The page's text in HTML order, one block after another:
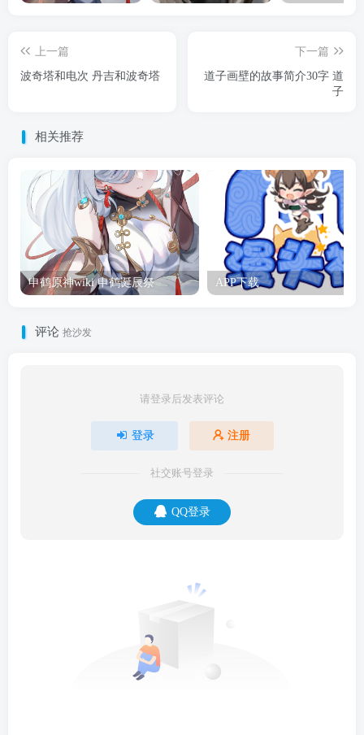
上一篇
波奇塔和电次 丹吉和波奇塔
下一篇
道子画壁的故事简介30字 道
子
相关推荐
申鹤原神wiki 申鹤诞辰祭 APP下载
评论 抢沙发
请登录后发表评论
登录 注册
社交账号登录
QQ登录